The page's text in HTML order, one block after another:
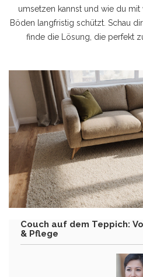
umsetzen kannst und wie du
Böden langfristig schützt. Schau
finde die Lösung, die perfekt
Couch auf dem Teppich:
& Pflege